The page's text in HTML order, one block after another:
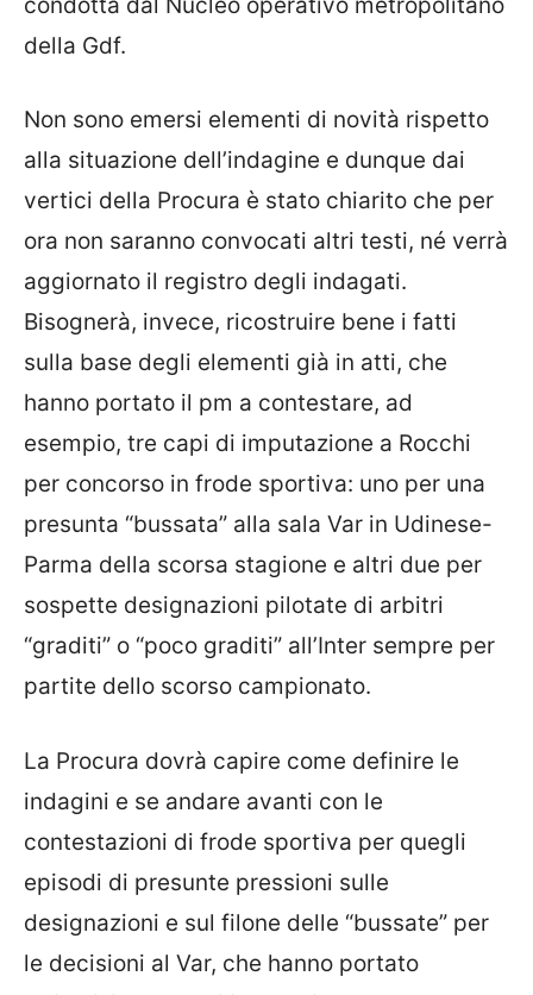
della Gdf.
Non sono emersi elementi di novità rispetto
alla situazione dell’indagine e dunque dai
vertici della Procura è stato chiarito che per
ora non saranno convocati altri testi, né verrà
aggiornato il registro degli indagati.
Bisognerà, invece, ricostruire bene i fatti
sulla base degli elementi già in atti, che
hanno portato il pm a contestare, ad
esempio, tre capi di imputazione a Rocchi
per concorso in frode sportiva: uno per una
presunta “bussata” alla sala Var in Udinese-
Parma della scorsa stagione e altri due per
sospette designazioni pilotate di arbitri
“graditi” o “poco graditi” all’Inter sempre per
partite dello scorso campionato.
La Procura dovrà capire come definire le
indagini e se andare avanti con le
contestazioni di frode sportiva per quegli
episodi di presunte pressioni sulle
designazioni e sul filone delle “bussate” per
le decisioni al Var, che hanno portato